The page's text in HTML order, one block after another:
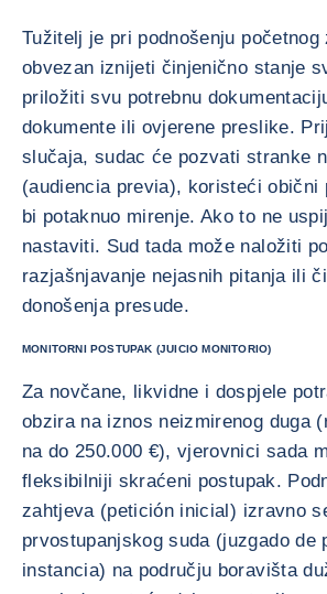
Tužitelj je pri podnošenju početnog
obvezan iznijeti činjenično stanje
priložiti svu potrebnu
dokumente ili ovjerene preslike.
slučaja, sudac će pozvati stranke
(audiencia previa), koristeći obični
bi potaknuo mirenje. Ako to ne
nastaviti. Sud tada može naložiti
razjašnjavanje nejasnih pitanja ili
donošenja presude.
MONITORNI POSTUPAK (JUICIO MONITORIO)
Za novčane, likvidne i dospjele
obzira na iznos neizmirenog duga
na do 250.000 €), vjerovnici sada
fleksibilniji skraćeni postupak.
zahtjeva (petición inicial) izravno
prvostupanjskog suda (juzgado de
instancia) na području boravišta